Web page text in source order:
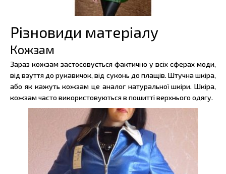
Різновиди матеріалу
Кожзам
Зараз кожзам застосовується фактично у всіх сферах моди,
від взуття до рукавичок, від суконь до плащів. Штучна шкіра,
або як кажуть кожзам це аналог натуральної шкіри. Шкіра,
кожзам часто використовуються в пошитті верхнього одягу.